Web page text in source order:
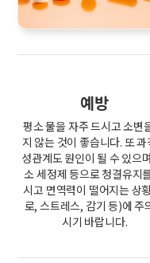
예방
평소 물을 자주 드시고 소변
지 않는 것이 좋습니다. 또 과
성관계도 원인이 될 수 있으
소 세정제 등으로 청결유지
시고 면역력이 떨어지는 상
로, 스트레스, 감기 등)에 주
시기 바랍니다.